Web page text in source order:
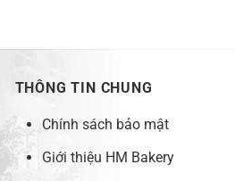
THÔNG TIN CHUNG
Chính sách bảo mật
Giới thiệu HM Bakery